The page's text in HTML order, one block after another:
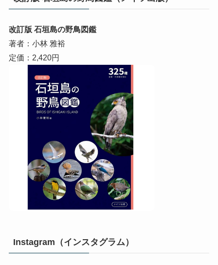
改訂版 石垣島の野鳥図鑑
著者：小林 雅裕
定価：2,420円
Instagram（インスタグラム）